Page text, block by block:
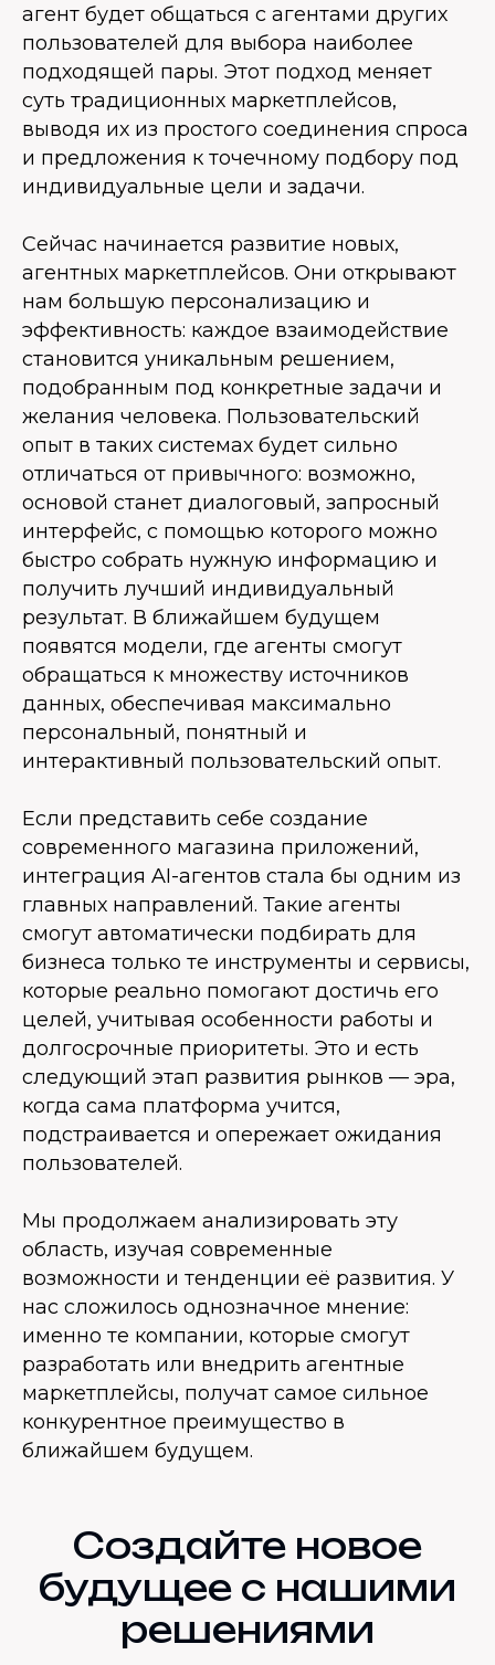
агент будет общаться с агентами других
пользователей для выбора наиболее
подходящей пары. Этот подход меняет
суть традиционных маркетплейсов,
выводя их из простого соединения спроса
и предложения к точечному подбору под
индивидуальные цели и задачи.
Сейчас начинается развитие новых,
агентных маркетплейсов. Они открывают
нам большую персонализацию и
эффективность: каждое взаимодействие
становится уникальным решением,
подобранным под конкретные задачи и
желания человека. Пользовательский
опыт в таких системах будет сильно
отличаться от привычного: возможно,
основой станет диалоговый, запросный
интерфейс, с помощью которого можно
быстро собрать нужную информацию и
получить лучший индивидуальный
результат. В ближайшем будущем
появятся модели, где агенты смогут
обращаться к множеству источников
данных, обеспечивая максимально
персональный, понятный и
интерактивный пользовательский опыт.
Если представить себе создание
современного магазина приложений,
интеграция AI-агентов стала бы одним из
главных направлений. Такие агенты
смогут автоматически подбирать для
бизнеса только те инструменты и сервисы,
которые реально помогают достичь его
целей, учитывая особенности работы и
долгосрочные приоритеты. Это и есть
следующий этап развития рынков — эра,
когда сама платформа учится,
подстраивается и опережает ожидания
пользователей.
Мы продолжаем анализировать эту
область, изучая современные
возможности и тенденции её развития. У
нас сложилось однозначное мнение:
именно те компании, которые смогут
разработать или внедрить агентные
маркетплейсы, получат самое сильное
конкурентное преимущество в
ближайшем будущем.
Создайте новое
будущее с нашими
решениями